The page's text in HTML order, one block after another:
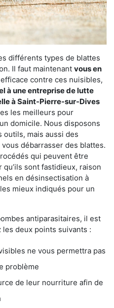
différents types de blattes
Il faut maintenant vous en
contre ces nuisibles,
à une entreprise de lutte
à Saint-Pierre-sur-Dives
les meilleurs pour
domicile. Nous disposons
mais aussi des
débarrasser des blattes.
qui peuvent être
sont fastidieux, raison
en désinsectisation à
mieux indiqués pour un
antiparasitaires, il est
deux points suivants :
ne vous permettra pas
problème
de leur nourriture afin de